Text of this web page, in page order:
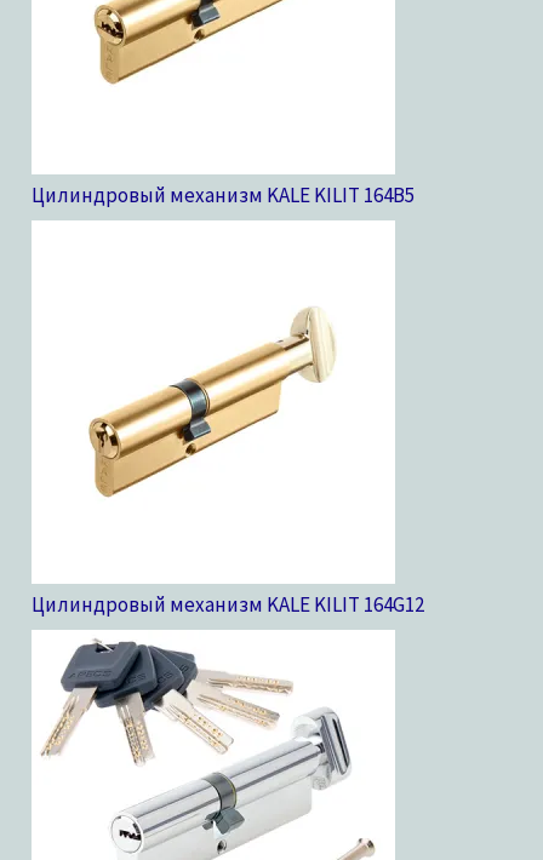
Цилиндровый механизм KALE KILIT 164B5
Цилиндровый механизм KALE KILIT 164G12